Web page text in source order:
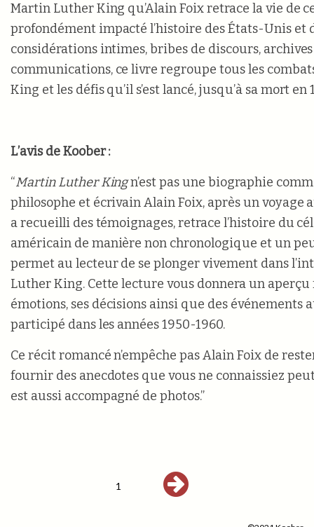
Martin Luther King qu’Alain Foix retrace la vie de
profondément impacté l’histoire des États-Unis et
considérations intimes, bribes de discours,
communications, ce livre regroupe tous les
King et les défis qu’il s’est lancé, jusqu’à sa mort en
L’avis de Koober :
“Martin Luther Kingn’est pas une biographie
philosophe et écrivain Alain Foix, après un voyage
a recueilli des témoignages, retrace l’histoire du
américain de manière non chronologique et un
permet au lecteur de se plonger vivement dans
Luther King. Cette lecture vous donnera un aperçu
émotions, ses décisions ainsi que des événements
participé dans les années 1950-1960.
Ce récit romancé n’empêche pas Alain Foix de
fournir des anecdotes que vous ne connaissiez
est aussi accompagné de photos.”
1